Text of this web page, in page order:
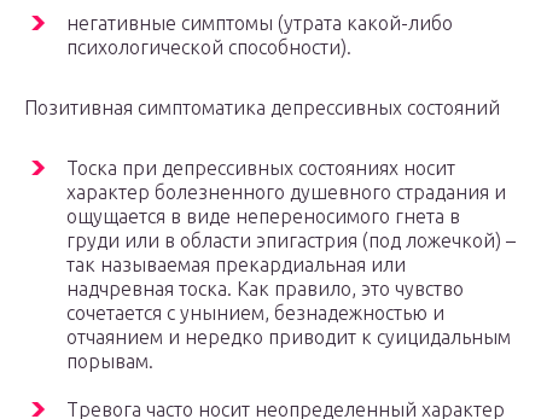
негативные симптомы (утрата какой-либо
психологической способности).
Позитивная симптоматика депрессивных состояний
Тоска при депрессивных состояниях носит
характер болезненного душевного страдания и
ощущается в виде непереносимого гнета в
груди или в области эпигастрия (под ложечкой) –
так называемая прекардиальная или
надчревная тоска. Как правило, это чувство
сочетается с унынием, безнадежностью и
отчаянием и нередко приводит к суицидальным
порывам.
Тревога часто носит неопределенный характер